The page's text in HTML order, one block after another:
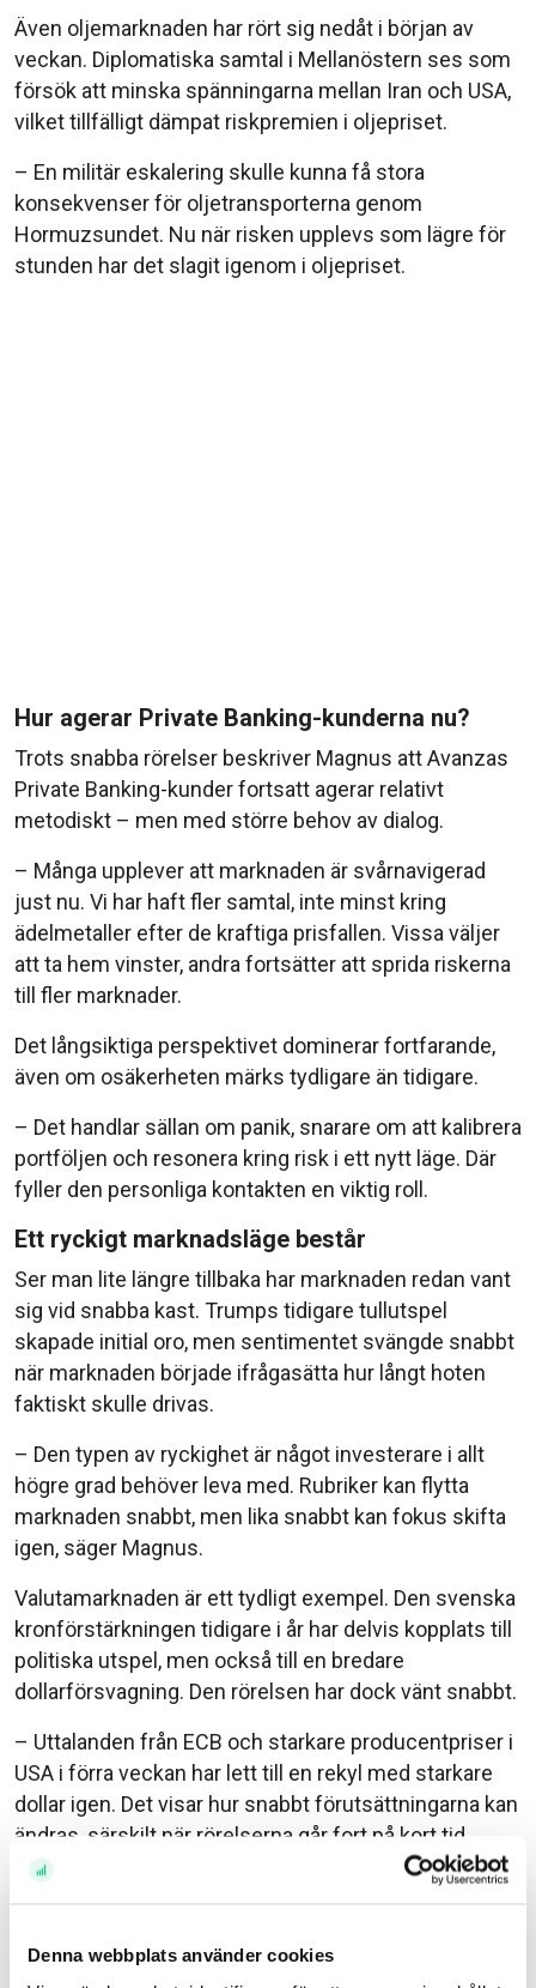
Denna webbplats använder cookies
Även oljemarknaden har rört sig nedåt i början av
veckan. Diplomatiska samtal i Mellanöstern ses som
försök att minska spänningarna mellan Iran och USA,
vilket tillfälligt dämpat riskpremien i oljepriset.
– En militär eskalering skulle kunna få stora
konsekvenser för oljetransporterna genom
Hormuzsundet. Nu när risken upplevs som lägre för
stunden har det slagit igenom i oljepriset.
Hur agerar Private Banking-kunderna nu?
Trots snabba rörelser beskriver Magnus att Avanzas
Private Banking-kunder fortsatt agerar relativt
metodiskt – men med större behov av dialog.
– Många upplever att marknaden är svårnavigerad
just nu. Vi har haft fler samtal, inte minst kring
ädelmetaller efter de kraftiga prisfallen. Vissa väljer
att ta hem vinster, andra fortsätter att sprida riskerna
till fler marknader.
Det långsiktiga perspektivet dominerar fortfarande,
även om osäkerheten märks tydligare än tidigare.
– Det handlar sällan om panik, snarare om att kalibrera
portföljen och resonera kring risk i ett nytt läge. Där
fyller den personliga kontakten en viktig roll.
Ett ryckigt marknadsläge består
Ser man lite längre tillbaka har marknaden redan vant
sig vid snabba kast. Trumps tidigare tullutspel
skapade initial oro, men sentimentet svängde snabbt
när marknaden började ifrågasätta hur långt hoten
faktiskt skulle drivas.
– Den typen av ryckighet är något investerare i allt
högre grad behöver leva med. Rubriker kan flytta
marknaden snabbt, men lika snabbt kan fokus skifta
igen, säger Magnus.
Valutamarknaden är ett tydligt exempel. Den svenska
kronförstärkningen tidigare i år har delvis kopplats till
politiska utspel, men också till en bredare
dollarförsvagning. Den rörelsen har dock vänt snabbt.
– Uttalanden från ECB och starkare producentpriser i
USA i förra veckan har lett till en rekyl med starkare
dollar igen. Det visar hur snabbt förutsättningarna kan
ändras, särskilt när rörelserna går fort på kort tid.
Private Banking-chefen om marknaden
När Magnus blickar framåt ser han fortsatt flera risker